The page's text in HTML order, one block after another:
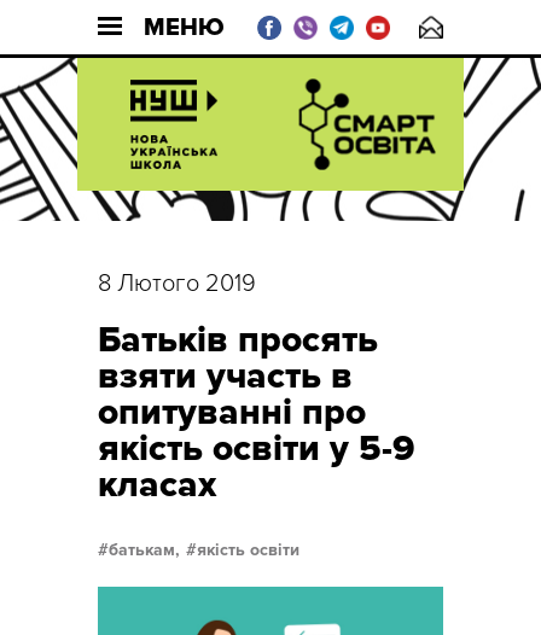
МЕНЮ
8 Лютого 2019
Батьків просять
взяти участь в
опитуванні про
якість освіти у 5-9
класах
батькам, якість освіти